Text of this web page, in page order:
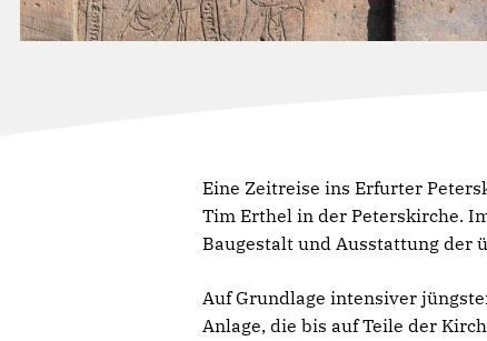
Eine Zeitreise ins Erfurter
Tim Erthel in der Peterskirche.
Baugestalt und Ausstattung der
Auf Grundlage intensiver
Anlage, die bis auf Teile der